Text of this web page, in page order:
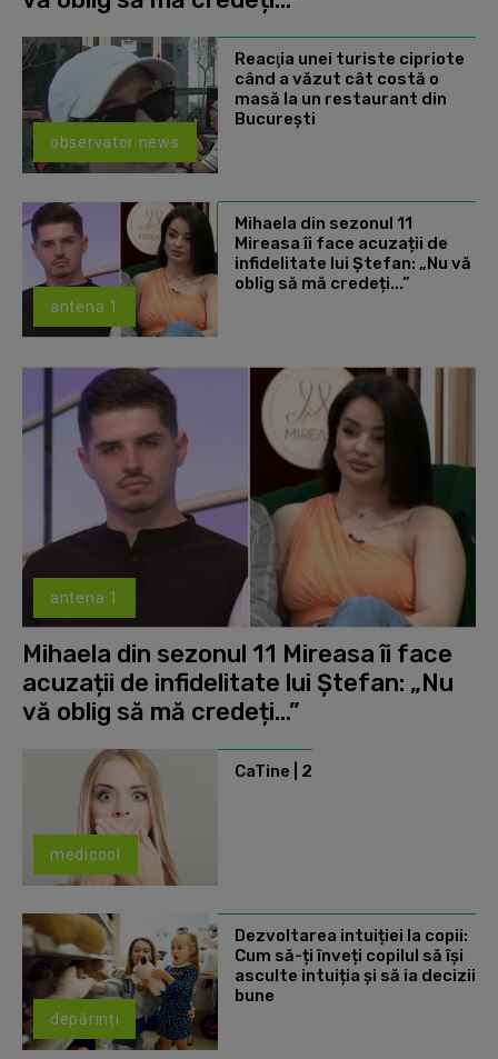
observator news
Reacţia unei turiste cipriote
când a văzut cât costă o
masă la un restaurant din
Bucureşti
antena 1
Mihaela din sezonul 11
Mireasa îi face acuzații de
infidelitate lui Ștefan: „Nu vă
oblig să mă credeți...”
antena 1
Mihaela din sezonul 11 Mireasa îi face
acuzații de infidelitate lui Ștefan: „Nu
vă oblig să mă credeți...”
medicool
CaTine | 2
depărinți
Dezvoltarea intuiției la copii:
Cum să-ți înveți copilul să își
asculte intuiția și să ia decizii
bune